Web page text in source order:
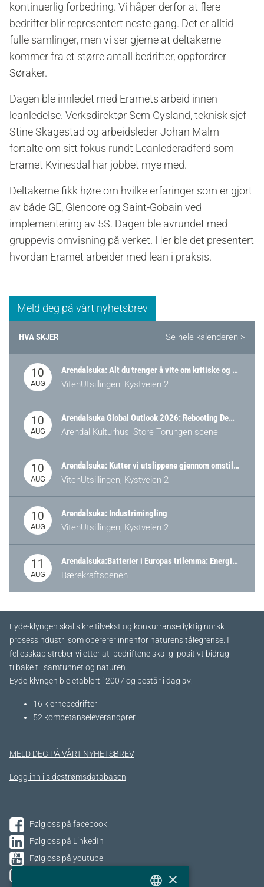
kontinuerlig forbedring. Vi håper derfor at flere
bedrifter blir representert neste gang. Det er alltid
fulle samlinger, men vi ser gjerne at deltakerne
kommer fra et større antall bedrifter, oppfordrer
Søraker.
Dagen ble innledet med Eramets arbeid innen
leanledelse. Verksdirektør Sem Gysland, teknisk sjef
Stine Skagestad og arbeidsleder Johan Malm
fortalte om sitt fokus rundt Leanlederadferd som
Eramet Kvinesdal har jobbet mye med.
Deltakerne fikk høre om hvilke erfaringer som er gjort
av både GE, Glencore og Saint-Gobain ved
implementering av 5S. Dagen ble avrundet med
gruppevis omvisning på verket. Her ble det presentert
hvordan Eramet arbeider med lean i praksis.
Meld deg på vårt nyhetsbrev
HVA SKJER Se hele kalenderen >
10
AUG
Arendalsuka: Alt du trenger å vite om kritiske og strategiske verdikjeder i Norge
VitenUtsillingen, Kystveien 2
10
AUG
Arendalsuka Global Outlook 2026: Rebooting Democracy for a New World Order
Arendal Kulturhus, Store Torungen scene
10
AUG
Arendalsuka: Kutter vi utslippene gjennom omstilling – eller tap av industri?
VitenUtsillingen, Kystveien 2
10
AUG
Arendalsuka: Industrimingling
VitenUtsillingen, Kystveien 2
11
AUG
Arendalsuka:Batterier i Europas trilemma: Energisikkerhet, konkurransekraft og bærekraft (Battery Norway-arrangement)
Bærekraftscenen
Eyde-klyngen skal sikre tilvekst og konkurransedyktig norsk
prosessindustri som opererer innenfor naturens tålegrense. I
fellesskap streber vi etter at bedriftene skal gi positivt bidrag
tilbake til samfunnet og naturen.
Eyde-klyngen ble etablert i 2007 og består i dag av:
16 kjernebedrifter​
52 kompetanseleverandører
MELD DEG PÅ VÅRT NYHETSBREV
Logg inn i sidestrømsdatabasen
Følg oss på facebook
Følg oss på LinkedIn
Følg oss på youtube
×